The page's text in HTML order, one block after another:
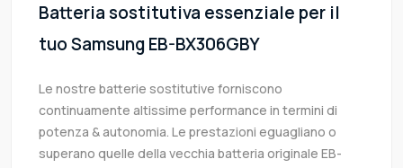
Batteria sostitutiva essenziale per il
tuo Samsung EB-BX306GBY
Le nostre batterie sostitutive forniscono
continuamente altissime performance in termini di
potenza & autonomia. Le prestazioni eguagliano o
superano quelle della vecchia batteria originale EB-